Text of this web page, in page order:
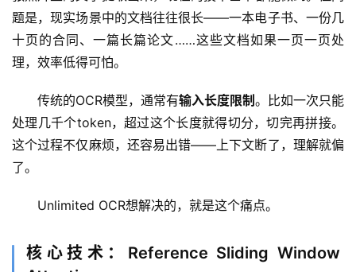
题是，现实场景中的文档往往很长——一本电子书、一份几
十页的合同、一篇长篇论文……这些文档如果一页一页处
理，效率低得可怕。
传统的OCR模型，通常有输入长度限制 。比如一次只能
处理几千个token，超过这个长度就得切分，切完再拼接。
这个过程不仅麻烦，还容易出错——上下文断了，理解就偏
了。
Unlimited OCR想解决的，就是这个痛点。
核心技术：Reference Sliding Window